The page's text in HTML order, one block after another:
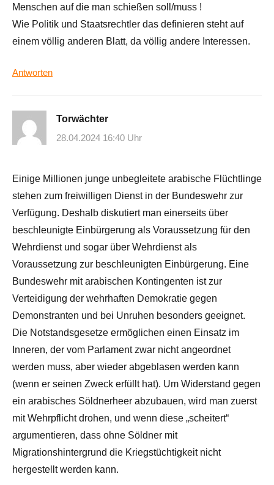
Menschen auf die man schießen soll/muss !
Wie Politik und Staatsrechtler das definieren steht auf
einem völlig anderen Blatt, da völlig andere Interessen.
Antworten
Torwächter
28.04.2024 16:40 Uhr
Einige Millionen junge unbegleitete arabische Flüchtlinge
stehen zum freiwilligen Dienst in der Bundeswehr zur
Verfügung. Deshalb diskutiert man einerseits über
beschleunigte Einbürgerung als Voraussetzung für den
Wehrdienst und sogar über Wehrdienst als
Voraussetzung zur beschleunigten Einbürgerung. Eine
Bundeswehr mit arabischen Kontingenten ist zur
Verteidigung der wehrhaften Demokratie gegen
Demonstranten und bei Unruhen besonders geeignet.
Die Notstandsgesetze ermöglichen einen Einsatz im
Inneren, der vom Parlament zwar nicht angeordnet
werden muss, aber wieder abgeblasen werden kann
(wenn er seinen Zweck erfüllt hat). Um Widerstand gegen
ein arabisches Söldnerheer abzubauen, wird man zuerst
mit Wehrpflicht drohen, und wenn diese „scheitert“
argumentieren, dass ohne Söldner mit
Migrationshintergrund die Kriegstüchtigkeit nicht
hergestellt werden kann.